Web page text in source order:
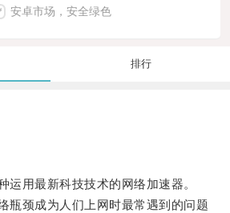
安卓市场，安全绿色
排行
用最新科技技术的网络加速器。
颈成为人们上网时最常遇到的问题